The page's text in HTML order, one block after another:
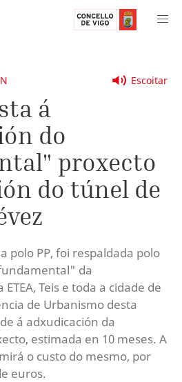
Escoitar
á
do
proxecto
do túnel de
polo PP, foi respaldada polo
da
Teis e toda a cidade de
de Urbanismo desta
á adxudicación da
estimada en 10 meses. A
o custo do mesmo, por
euros.